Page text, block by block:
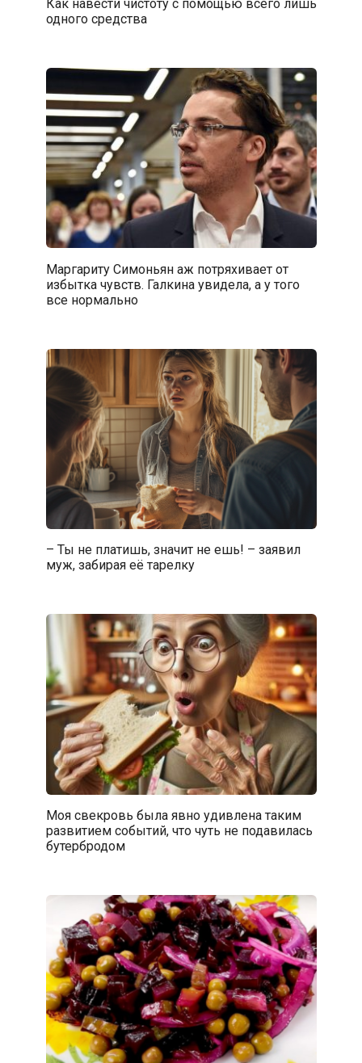
Как навести чистоту с помощью всего лишь
одного средства
Маргариту Симоньян аж потряхивает от
избытка чувств. Галкина увидела, а у того
все нормально
– Ты не платишь, значит не ешь! – заявил
муж, забирая её тарелку
Моя свекровь была явно удивлена таким
развитием событий, что чуть не подавилась
бутербродом